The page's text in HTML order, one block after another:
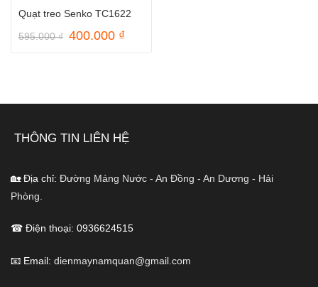
Quạt treo Senko TC1622
595.000₫ Giá
400.000 ₫Giá
THÔNG TIN LIÊN HỆ
🏡 Địa chỉ: Đường Máng Nước - An Đồng - An Dương - Hải
Phòng.
☎ Điện thoại: 0936624515
📧 Email: dienmaynamquan@gmail.com